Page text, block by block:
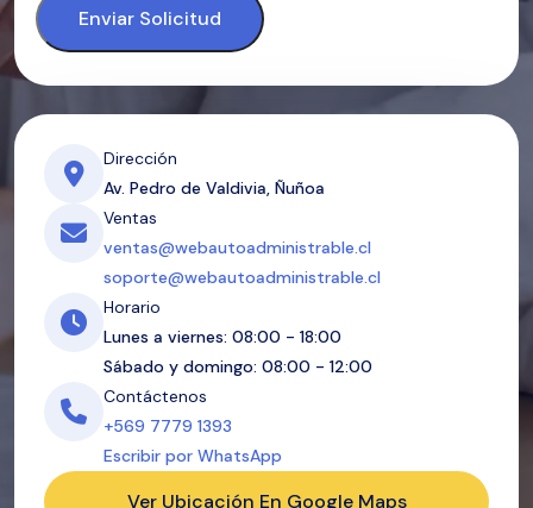
Enviar Solicitud
Dirección
Av. Pedro de Valdivia, Ñuñoa
Ventas
ventas@webautoadministrable.cl
soporte@webautoadministrable.cl
Horario
Lunes a viernes: 08:00 - 18:00
Sábado y domingo: 08:00 - 12:00
Contáctenos
+569 7779 1393
Escribir por WhatsApp
Ver Ubicación En Google Maps